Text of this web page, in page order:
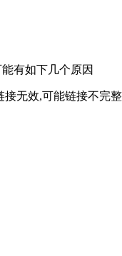
有如下几个原因
无效,可能链接不完